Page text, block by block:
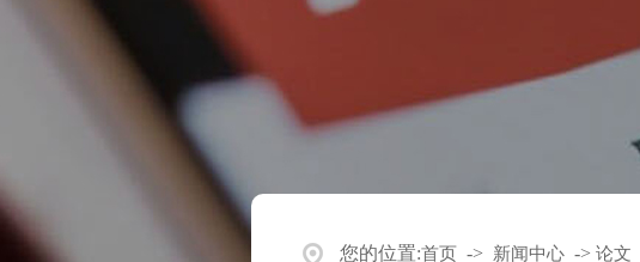
您的位置:首页 -> 新闻中心 -> 论文